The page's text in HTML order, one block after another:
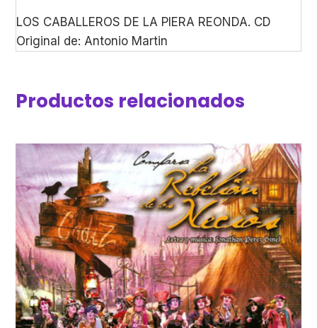
LOS CABALLEROS DE LA PIERA REONDA. CD
Original de: Antonio Martin
Productos relacionados